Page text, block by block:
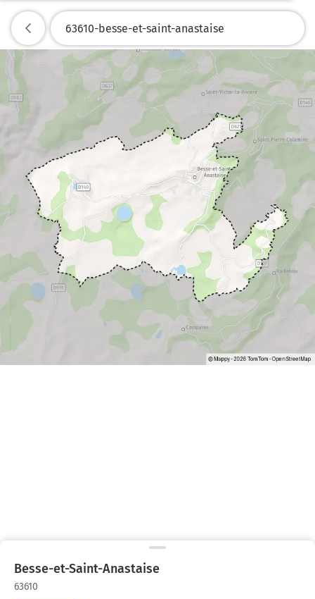
Besse-et-Saint-Anastaise
63610